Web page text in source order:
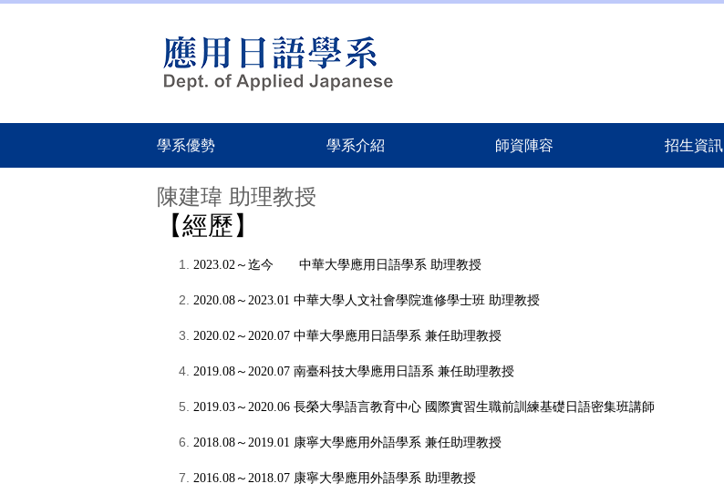
學系優勢 學系介紹 師資陣容 招生資訊
陳建瑋 助理教授
【經歷】
2023.02～迄今 中華大學 應用日語學系 助理教授
2020.08 ～ 2023.01 中華大學人文社會學院進修學士班 助理教授
2020.02 ～ 2020.07 中華大學應用日語學系 兼任助理教授
2019.08 ～ 2020.07 南臺科技大學應用日語系 兼任助理教授
2019.03 ～ 2020.06 長榮大學語言教育中心 國際實習生職前訓練基礎日語密集班講師
2018.08 ～ 2019.01 康寧大學應用外語學系 兼任助理教授
2016.08 ～ 2018.07 康寧大學應用外語學系 助理教授